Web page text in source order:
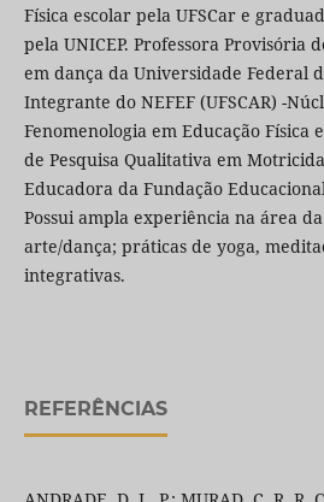
Física escolar pela UFSCar e
pela UNICEP. Professora Provisória
em dança da Universidade Federal
Integrante do NEFEF (UFSCAR) -
Fenomenologia em Educação Física
de Pesquisa Qualitativa em
Educadora da Fundação
Possui ampla experiência na área
arte/dança; práticas de yoga,
integrativas.
REFERÊNCIAS